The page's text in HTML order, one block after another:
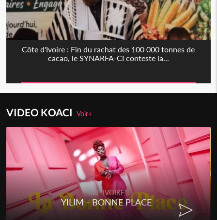
Côte d'Ivoire : Fin du rachat des 100 000 tonnes de
cacao, le SYNARFA-CI conteste la...
VIDEO KOACIVoir+
RAP IVOIRE
YILIM - BONNE PLACE